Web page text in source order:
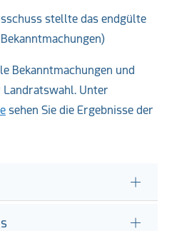
stellte das endgülte
Bekanntmachungen und
Unter
sehen Sie die Ergebnisse der